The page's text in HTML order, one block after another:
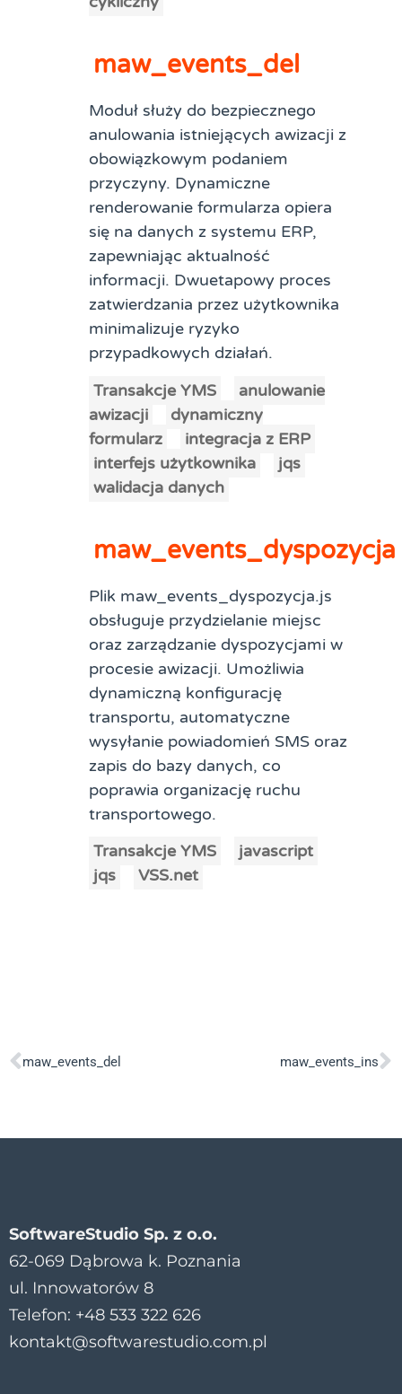
maw_events_del
Moduł służy do bezpiecznego
anulowania istniejących awizacji z
obowiązkowym podaniem
przyczyny. Dynamiczne
renderowanie formularza opiera
się na danych z systemu ERP,
zapewniając aktualność
informacji. Dwuetapowy proces
zatwierdzania przez użytkownika
minimalizuje ryzyko
przypadkowych działań.
Transakcje YMS
anulowanie
awizacji
dynamiczny
formularz
integracja z ERP
interfejs użytkownika
jqs
walidacja danych
maw_events_dyspozycja
Plik maw_events_dyspozycja.js
obsługuje przydzielanie miejsc
oraz zarządzanie dyspozycjami w
procesie awizacji. Umożliwia
dynamiczną konfigurację
transportu, automatyczne
wysyłanie powiadomień SMS oraz
zapis do bazy danych, co
poprawia organizację ruchu
transportowego.
Transakcje YMS
javascript
jqs
VSS.net
maw_events_del maw_events_ins
SoftwareStudio Sp. z o.o.
62-069 Dąbrowa k. Poznania
ul. Innowatorów 8
Telefon: +48 533 322 626
kontakt@softwarestudio.com.pl